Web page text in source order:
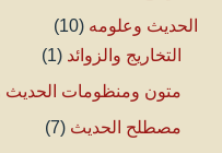
الحديث وعلومه (10)
التخاريج والزوائد (1)
متون ومنظومات الحديث
مصطلح الحديث (7)